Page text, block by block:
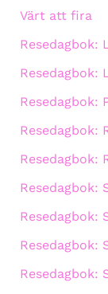
Värt att fira
Resedagbok:
Resedagbok:
Resedagbok:
Resedagbok:
Resedagbok:
Resedagbok:
Resedagbok:
Resedagbok:
Resedagbok: